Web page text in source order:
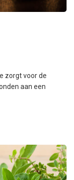
zorgt voor de
aan een